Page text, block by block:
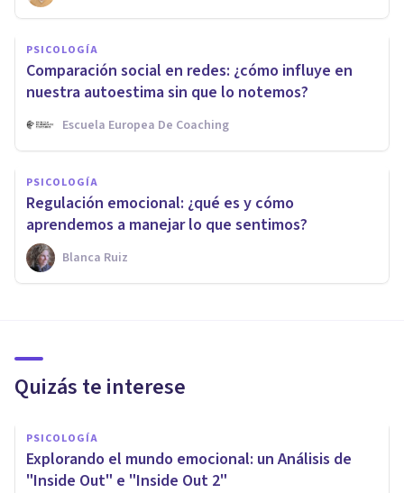
PSICOLOGÍA
Comparación social en redes: ¿cómo influye en
nuestra autoestima sin que lo notemos?
Escuela Europea De Coaching
PSICOLOGÍA
Regulación emocional: ¿qué es y cómo
aprendemos a manejar lo que sentimos?
Blanca Ruiz
Quizás te interese
PSICOLOGÍA
Explorando el mundo emocional: un Análisis de
"Inside Out" e "Inside Out 2"